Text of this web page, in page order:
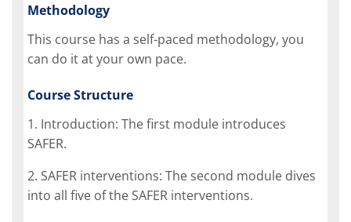
Methodology
This course has a self-paced methodology, you
can do it at your own pace.
Course Structure
1. Introduction: The first module introduces
SAFER.
2. SAFER interventions: The second module dives
into all five of the SAFER interventions.